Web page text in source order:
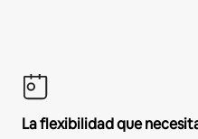
La flexibilidad que